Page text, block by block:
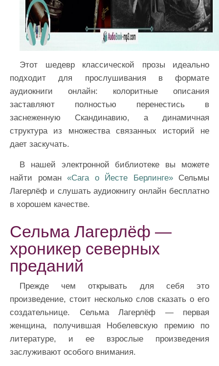
Этот шедевр классической прозы идеально
подходит для прослушивания в формате
аудиокниги онлайн: колоритные описания
заставляют полностью перенестись в
заснеженную Скандинавию, а динамичная
структура из множества связанных историй не
дает заскучать.
В нашей электронной библиотеке вы можете
найти роман «Сага о Йесте Берлинге»Сельмы
Лагерлёф и слушать аудиокнигу онлайн бесплатно
в хорошем качестве.
Сельма Лагерлёф —
хроникер северных
преданий
Прежде чем открывать для себя это
произведение, стоит несколько слов сказать о его
создательнице. Сельма Лагерлёф — первая
женщина, получившая Нобелевскую премию по
литературе, и ее взрослые произведения
заслуживают особого внимания.